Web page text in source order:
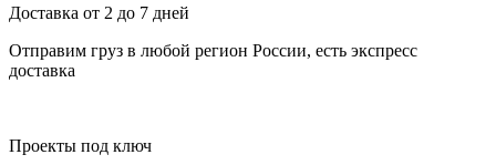
Доставка от 2 до 7 дней
Отправим груз в любой регион России, есть экспресс
доставка
Проекты под ключ